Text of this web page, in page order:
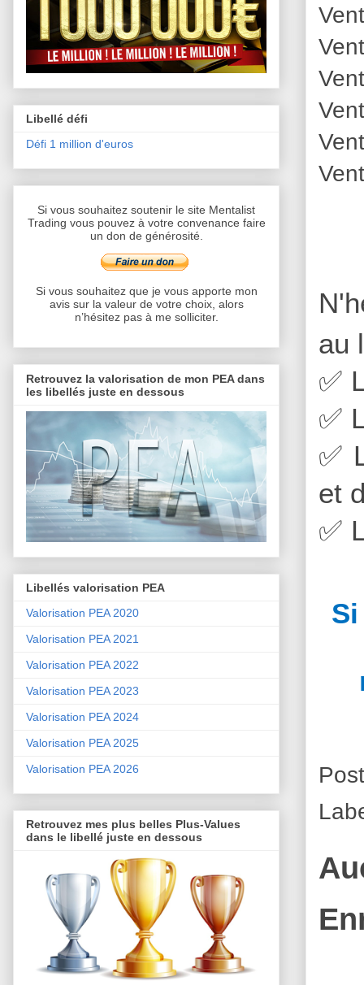
au
✅
✅
✅
et
✅
Libellé défi
Défi 1 million d'euros
Si vous souhaitez soutenir le site Mentalist
Trading vous pouvez à votre convenance faire
un don de générosité.
Si vous souhaitez que je vous apporte mon
avis sur la valeur de votre choix, alors
n’hésitez pas à me solliciter.
Retrouvez la valorisation de mon PEA dans
les libellés juste en dessous
Libellés valorisation PEA
Valorisation PEA 2020
Valorisation PEA 2021
Valorisation PEA 2022
Valorisation PEA 2023
Valorisation PEA 2024
Valorisation PEA 2025
Valorisation PEA 2026
Retrouvez mes plus belles Plus-Values
dans le libellé juste en dessous